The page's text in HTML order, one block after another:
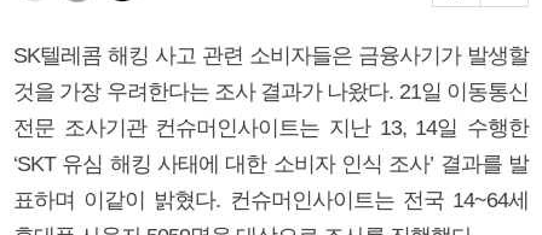
SK텔레콤 해킹 사고 관련 소비자들은 금융사기가 발생할
것을 가장 우려한다는 조사 결과가 나왔다. 21일 이동통신
전문 조사기관 컨슈머인사이트는 지난 13, 14일 수행한
‘SKT 유심 해킹 사태에 대한 소비자 인식 조사’ 결과를 발
표하며 이같이 밝혔다. 컨슈머인사이트는 전국 14~64세